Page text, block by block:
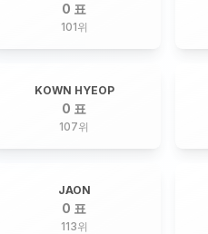
0 표
101위
KOWN HYEOP
0 표
107위
JAON
0 표
113위